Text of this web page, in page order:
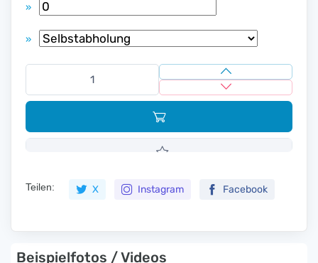
»
»
Teilen: X Instagram Facebook
Beispielfotos / Videos